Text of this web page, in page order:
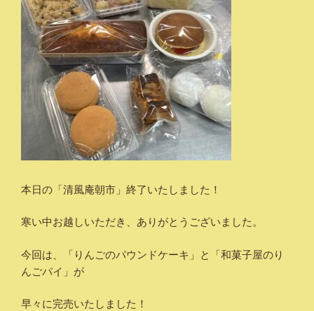
本日の「清風庵朝市」終了いたしました！
寒い中お越しいただき、ありがとうございました。
今回は、「りんごのパウンドケーキ」と「和菓子屋のり
んごパイ」が
早々に完売いたしました！